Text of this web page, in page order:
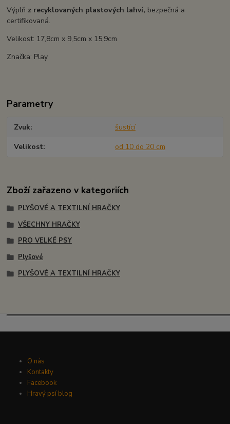
Výplň z recyklovaných plastových lahví, bezpečná a
certifikovaná.
Velikost: 17,8cm x 9,5cm x 15,9cm
Značka: Play
Parametry
Zvuk šustící
Velikost od 10 do 20 cm
Zboží zařazeno v kategoriích
PLYŠOVÉ A TEXTILNÍ HRAČKY
VŠECHNY HRAČKY
PRO VELKÉ PSY
Plyšové
PLYŠOVÉ A TEXTILNÍ HRAČKY
O nás
Kontakty
Facebook
Hravý psí blog